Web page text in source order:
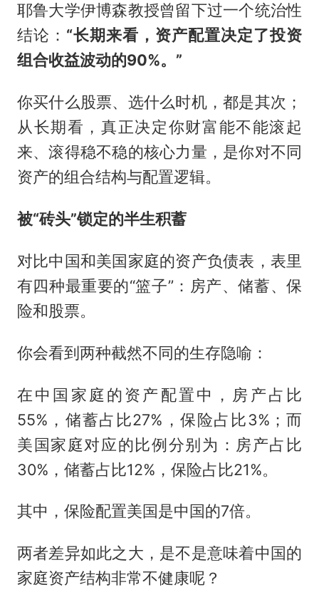
耶鲁大学伊博森教授曾留下过一个统治性
结论： “长期来看，资产配置决定了投资
组合收益波动的90%。”
你买什么股票、选什么时机，都是其次；
从长期看，真正决定你财富能不能滚起
来、滚得稳不稳的核心力量，是你对不同
资产的组合结构与配置逻辑。
被“砖头”锁定的半生积蓄
对比中国和美国家庭的资产负债表，表里
有四种最重要的“篮子”：房产、储蓄、保
险和股票。
你会看到两种截然不同的生存隐喻：
在中国家庭的资产配置中，房产占比
55%，储蓄占比27%，保险占比3%；而
美国家庭对应的比例分别为：房产占比
30%，储蓄占比12%，保险占比21%。
其中，保险配置美国是中国的7倍。
两者差异如此之大，是不是意味着中国的
家庭资产结构非常不健康呢？